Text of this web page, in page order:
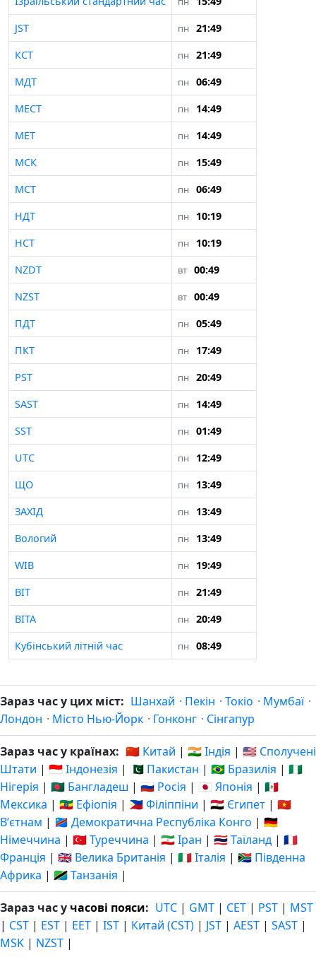
JST
пн
21:49
КСТ
пн
21:49
МДТ
пн
06:49
МЕСТ
пн
14:49
МЕТ
пн
14:49
МСК
пн
15:49
МСТ
пн
06:49
НДТ
пн
10:19
НСТ
пн
10:19
NZDT
вт 00:49
NZST
вт 00:49
ПДТ
пн
05:49
ПКТ
пн
17:49
PST
пн
20:49
SAST
пн
14:49
SST
пн
01:49
UTC
пн
12:49
ЩО
пн
13:49
ЗАХІД
пн
13:49
Вологий
пн
13:49
WIB
пн
19:49
ВІТ
пн
21:49
ВІТА
пн
20:49
Кубінський літній час
пн 08:49
Зараз час у цих міст: Шанхай · Пекін · Токіо · Мумбаї ·
Лондон · Місто Нью-Йорк · Гонконг · Сінгапур
Зараз час у країнах: 🇨🇳 Китай | 🇮🇳 Індія | 🇺🇸 Сполучені
Штати | 🇮🇩 Індонезія | 🇵🇰 Пакистан | 🇧🇷 Бразилія | 🇳🇬
Нігерія | 🇧🇩 Бангладеш | 🇷🇺 Росія | 🇯🇵 Японія | 🇲🇽
Мексика | 🇪🇹 Ефіопія | 🇵🇭 Філіппіни | 🇪🇬 Єгипет | 🇻🇳
Вʼєтнам | 🇨🇩 Демократична Республіка Конго | 🇩🇪
Німеччина | 🇹🇷 Туреччина | 🇮🇷 Іран | 🇹🇭 Таїланд | 🇫🇷
Франція | 🇬🇧 Велика Британія | 🇮🇹 Італія | 🇿🇦 Південна
Африка | 🇹🇿 Танзанія |
Зараз час у часові пояси: UTC | GMT | CET | PST | MST
| CST | EST | EET | IST | Китай (CST) | JST | AEST | SAST |
MSK | NZST |